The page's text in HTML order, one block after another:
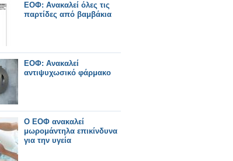
ΕΟΦ: Ανακαλεί όλες τις
παρτίδες από βαμβάκια
ΕΟΦ: Ανακαλεί
αντιψυχωσικό φάρμακο
Ο ΕΟΦ ανακαλεί
μωρομάντηλα επικίνδυνα
για την υγεία